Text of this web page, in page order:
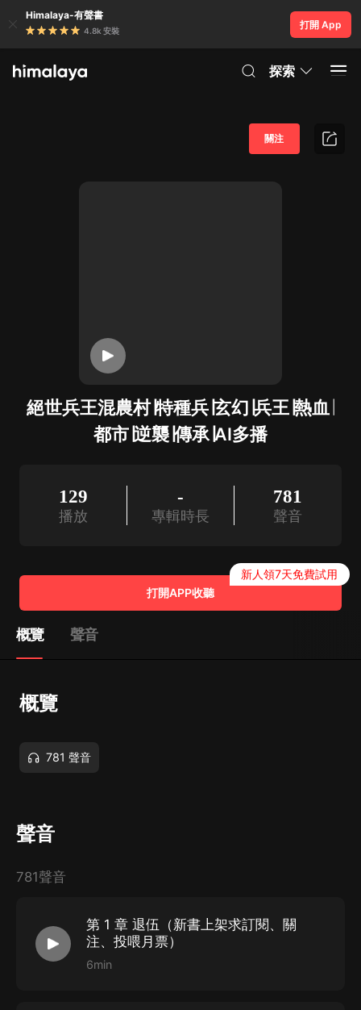
Himalaya-有聲書
4.8k 安裝
打開 App
探索
絕世兵王混農村∣特種兵∣玄幻∣兵王∣熱血∣
都市∣逆襲∣傳承∣AI多播
關注
129
播放
-
專輯時長
781
聲音
打開APP收聽
新人領7天免費試用
概覽 聲音
概覽
781 聲音
聲音
781聲音
第 1 章 退伍（新書上架求訂閱、關
注、投喂月票）
6min